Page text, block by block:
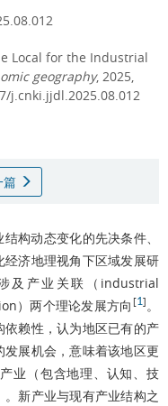
Local for the Industrial
geography, 2025,
j.cnki.jjdl.2025.08.012
篇
构动态变化的先决条件、
济地理视角下区域发展研
及产业关联（industrial
）两个理论发展方向 [1] 。
赖性，认为地区已有的产
展机会，意味着该地区更
业（包含地理、认知、技
新产业与现有产业结构之